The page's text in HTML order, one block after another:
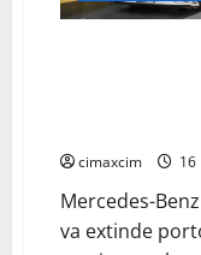
cimaxcim 16
Mercedes-
va extinde